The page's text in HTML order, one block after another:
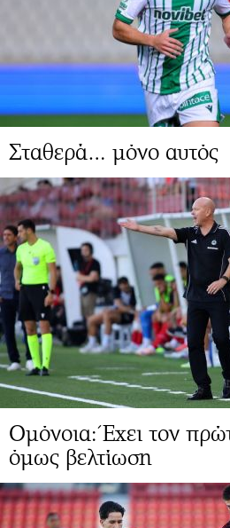
Σταθερά… μόνο αυτός
Ομόνοια: Έχει τον
όμως βελτίωση